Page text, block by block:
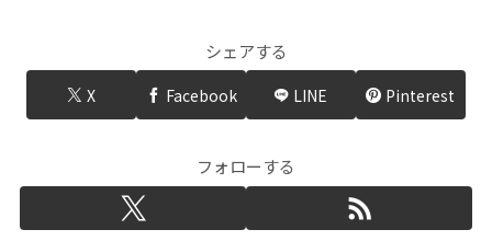
シェアする
X Facebook LINE Pinterest
フォローする